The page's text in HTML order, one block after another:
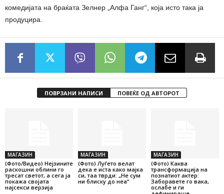
комедијата на браќата Зелнер „Алфа Ганг“, која исто така ја
продуцира.
ПОВРЗАНИ НАПИСИ ПОВЕЌЕ ОД АВТОРОТ
МАГАЗИН
(Фото/Видео) Нејзините
раскошни облини го
тресат светот, а сега ја
покажа својата
најсекси верзија
МАГАЗИН
(Фото) Луѓето велат
дека е иста како мајка
си, таа тврди: „Не сум
ни блиску до неа“
МАГАЗИН
(Фото) Каква
трансформација на
познатиот актер:
Заборавете го вака,
ослабе и ги